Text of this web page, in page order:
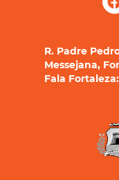
R. Padre
Messejana,
Fala